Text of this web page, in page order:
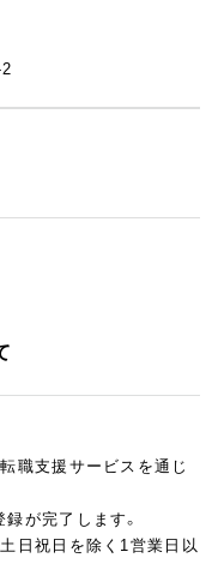
職支援サービスを通じ
が完了します。
日祝日を除く1営業日以